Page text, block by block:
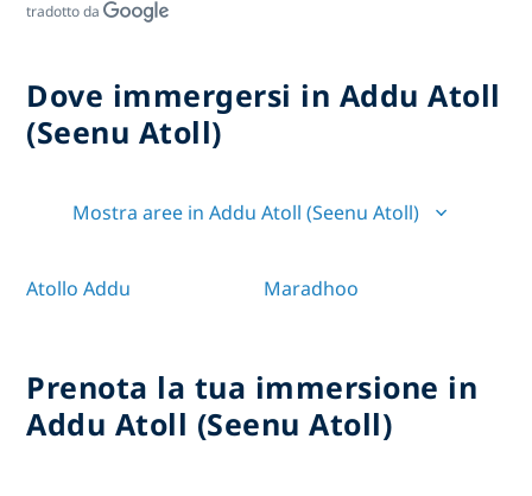
tradotto da
Dove immergersi in Addu Atoll
(Seenu Atoll)
Mostra aree in Addu Atoll (Seenu Atoll)
Atollo Addu Maradhoo
Prenota la tua immersione in
Addu Atoll (Seenu Atoll)